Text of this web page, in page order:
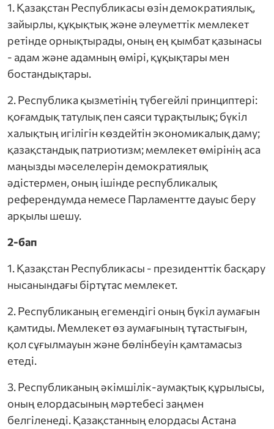
жергілікті кәсіподағы»
және аралас салалық «ОҢТҮСТІК»
ҚБ
1. Қазақстан Республикасы өзін демократиялық,
зайырлы, құқықтық және әлеуметтік мемлекет
ретінде орнықтырады, оның ең қымбат қазынасы
- адам және адамның өмірі, құқықтары мен
бостандықтары.
2. Республика қызметінің түбегейлі принциптері:
қоғамдық татулық пен саяси тұрақтылық; бүкіл
халықтың игілігін көздейтін экономикалық даму;
қазақстандық патриотизм; мемлекет өмірінің аса
маңызды мәселелерін демократиялық
әдістермен, оның ішінде республикалық
референдумда немесе Парламентте дауыс беру
арқылы шешу.
2-бап
1. Қазақстан Республикасы - президенттік басқару
нысанындағы біртұтас мемлекет.
2. Республиканың егемендігі оның бүкіл аумағын
қамтиды. Мемлекет өз аумағының тұтастығын,
қол сұғылмауын және бөлінбеуін қамтамасыз
етеді.
3. Республиканың әкімшілік-аумақтық құрылысы,
оның елордасының мәртебесі заңмен
белгіленеді. Қазақстанның елордасы Астана